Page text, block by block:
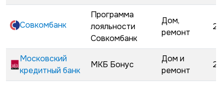
Совкомбанк
Программа
лояльности
Совкомбанк
Дом,
ремонт
Московский
кредитный банк
МКБ Бонус
Дом и
ремонт